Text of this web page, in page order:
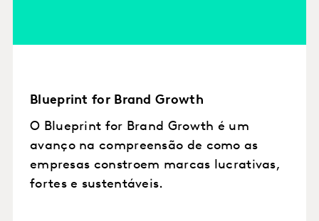
Blueprint for Brand Growth
O Blueprint for Brand Growth é um
avanço na compreensão de como as
empresas constroem marcas lucrativas,
fortes e sustentáveis.